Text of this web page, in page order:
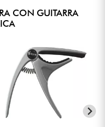
CON GUITARRA